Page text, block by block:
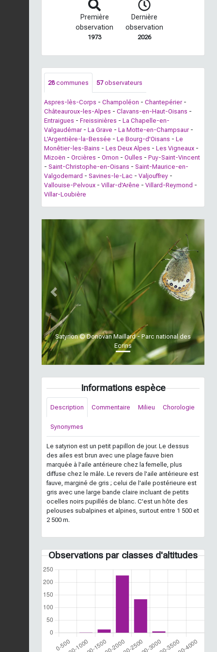
Première
observation
1973
Dernière
observation
2026
28communes 57observateurs
Aspres-lès-Corps - Champoléon - Chantepérier -
Châteauroux-les-Alpes - Clavans-en-Haut-Oisans -
Entraigues - Freissinières - La Chapelle-en-
Valgaudémar - La Grave - La Motte-en-Champsaur -
L'Argentière-la-Bessée - Le Bourg-d'Oisans - Le
Monêtier-les-Bains - Les Deux Alpes - Les Vigneaux -
Mizoën - Orcières - Ornon - Oulles - Puy-Saint-Vincent
- Saint-Christophe-en-Oisans - Saint-Maurice-en-
Valgodemard - Savines-le-Lac - Valjouffrey -
Vallouise-Pelvoux - Villar-d'Arêne - Villard-Reymond -
Villar-Loubière
Satyrion © Donovan Maillard - Parc national des
Ecrins
Previous Next
Informations espèce
Description Commentaire Milieu Chorologie
Synonymes
Le satyrion est un petit papillon de jour. Le dessus
des ailes est brun avec une plage fauve bien
marquée à l'aile antérieure chez la femelle, plus
diffuse chez le mâle. Le revers de l'aile antérieure est
fauve, marginé de gris ; celui de l'aile postérieure est
gris avec une large bande claire incluant de petits
ocelles noirs pupillés de blanc. C'est un hôte des
pelouses subalpines et alpines, surtout entre 1 500 et
2 500 m.
Observations par classes d'altitudes